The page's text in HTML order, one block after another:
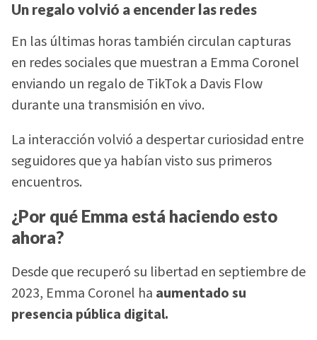
Un regalo volvió a encender las redes
En las últimas horas también circulan capturas
en redes sociales que muestran a Emma Coronel
enviando un regalo de TikTok a Davis Flow
durante una transmisión en vivo.
La interacción volvió a despertar curiosidad entre
seguidores que ya habían visto sus primeros
encuentros.
¿Por qué Emma está haciendo esto
ahora?
Desde que recuperó su libertad en septiembre de
2023, Emma Coronel ha aumentado su
presencia pública digital.